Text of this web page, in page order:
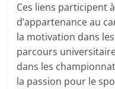
Ces liens participent
d’appartenance au
la motivation dans
parcours
dans les
la passion pour le